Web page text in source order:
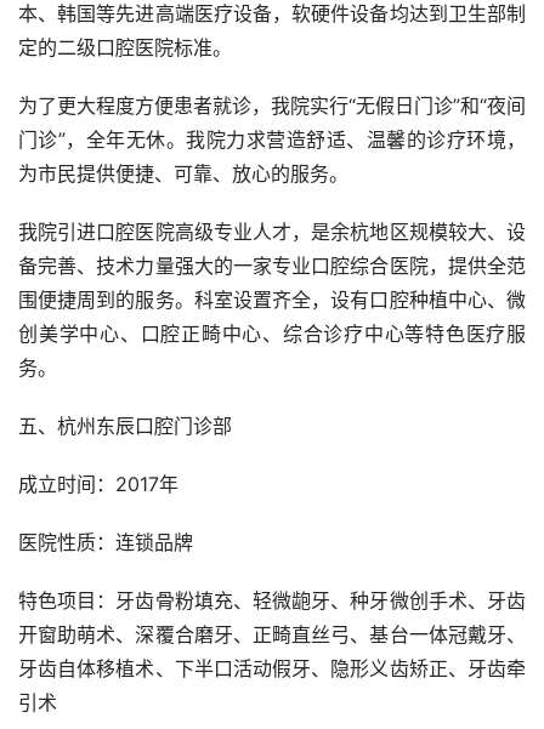
本、韩国等先进高端医疗设备，软硬件设备均达到卫生部制
定的二级口腔医院标准。
为了更大程度方便患者就诊，我院实行“无假日门诊”和“夜间
门诊”，全年无休。我院力求营造舒适、温馨的诊疗环境，
为市民提供便捷、可靠、放心的服务。
我院引进口腔医院高级专业人才，是余杭地区规模较大、设
备完善、技术力量强大的一家专业口腔综合医院，提供全范
围便捷周到的服务。科室设置齐全，设有口腔种植中心、微
创美学中心、口腔正畸中心、综合诊疗中心等特色医疗服
务。
五、杭州东辰口腔门诊部
成立时间：2017年
医院性质：连锁品牌
特色项目：牙齿骨粉填充、轻微龅牙、种牙微创手术、牙齿
开窗助萌术、深覆合磨牙、正畸直丝弓、基台一体冠戴牙、
牙齿自体移植术、下半口活动假牙、隐形义齿矫正、牙齿牵
引术